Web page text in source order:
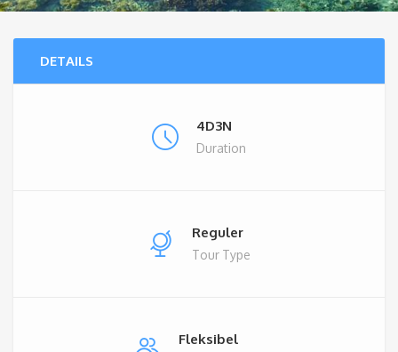
DETAILS
4D3N
Duration
Reguler
Tour Type
Fleksibel